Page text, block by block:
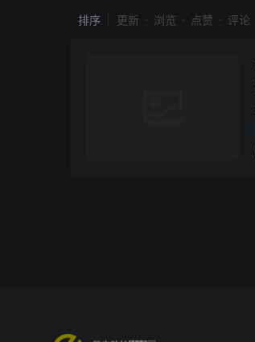
排序 更新 浏览 点赞 评论